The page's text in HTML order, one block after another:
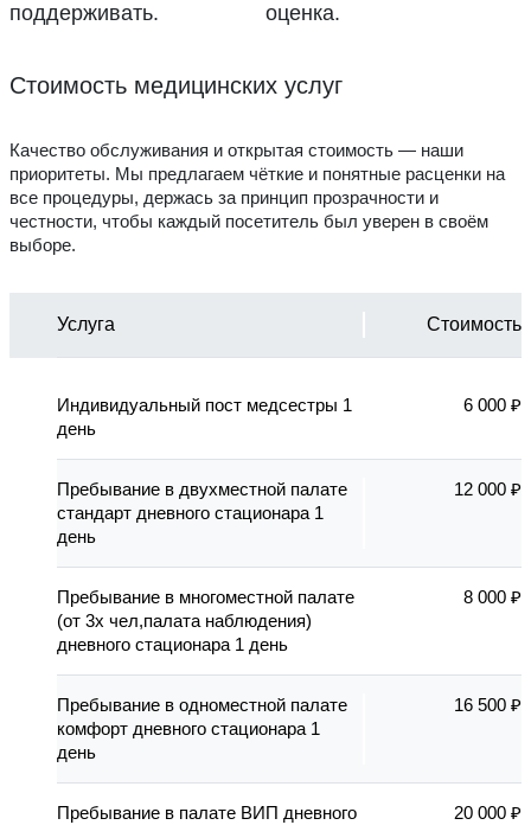
поддерживать.
оценка.
Стоимость медицинских услуг
Качество обслуживания и открытая стоимость — наши
приоритеты. Мы предлагаем чёткие и понятные расценки на
все процедуры, держась за принцип прозрачности и
честности, чтобы каждый посетитель был уверен в своём
выборе.
Услуга Стоимость
Индивидуальный пост медсестры 1
день
6 000 ₽
Пребывание в двухместной палате
стандарт дневного стационара 1
день
12 000 ₽
Пребывание в многоместной палате
(от 3х чел,палата наблюдения)
дневного стационара 1 день
8 000 ₽
Пребывание в одноместной палате
комфорт дневного стационара 1
день
16 500 ₽
Пребывание в палате ВИП дневного
20 000 ₽